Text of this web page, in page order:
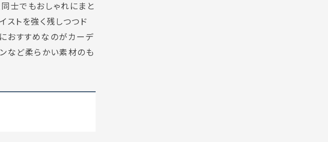
士でもおしゃれにまと
ストを強く残しつつド
おすすめなのがカーデ
など柔らかい素材のも